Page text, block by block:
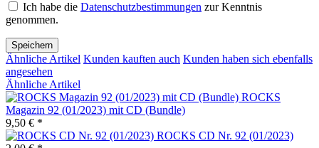
Ich habe die Datenschutzbestimmungen zur Kenntnis
genommen.
Speichern
Ähnliche Artikel Kunden kauften auch Kunden haben sich ebenfalls
angesehen
Ähnliche Artikel
ROCKS
Magazin 92 (01/2023) mit CD (Bundle)
9,50 € *
ROCKS CD Nr. 92 (01/2023)